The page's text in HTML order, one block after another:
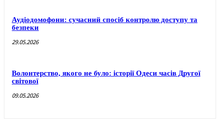
Аудіодомофони: сучасний спосіб контролю доступу та
безпеки
29.05.2026
Волонтерство, якого не було: історії Одеси часів Другої
світової
09.05.2026